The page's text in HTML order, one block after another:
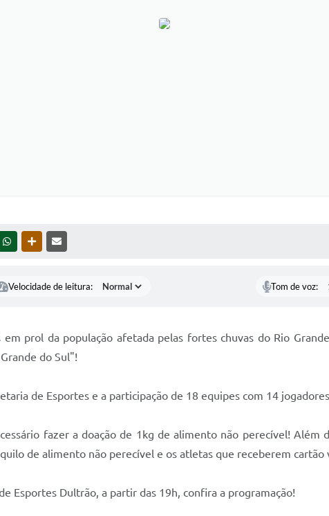
WHATSAPPOUTRAS MÍDIAS
Velocidade de leitura: Tom de voz:
em prol da população afetada pelas fortes chuvas do Rio
do Sul"!
de Esportes e a participação de 18 equipes com 14
fazer a doação de 1kg de alimento não perecível!
de alimento não perecível e os atletas que receberem
Esportes Dultrão, a partir das 19h, confira a programação!